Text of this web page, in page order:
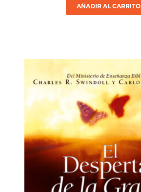
AÑADIR AL CARRITO